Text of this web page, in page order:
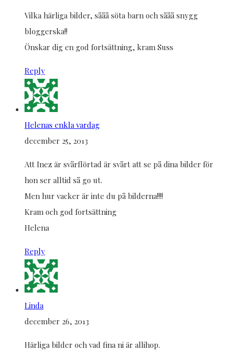
Vilka härliga bilder, sååå söta barn och sååå snygg
bloggerska!!
Önskar dig en god fortsättning, kram Suss
Reply
Helenas enkla vardag
december 25, 2013
Att Inez är svårflörtad är svårt att se på dina bilder för
hon ser alltid så go ut.
Men hur vacker är inte du på bilderna!!!!
Kram och god fortsättning
Helena
Reply
Linda
december 26, 2013
Härliga bilder och vad fina ni är allihop.